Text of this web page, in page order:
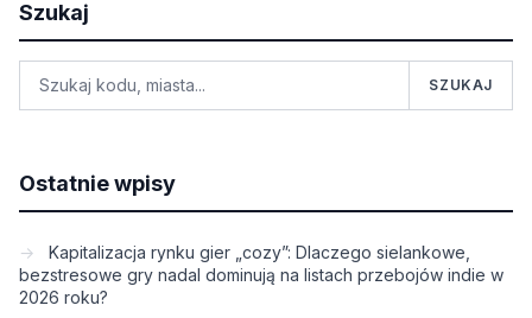
Szukaj
SZUKAJ
Ostatnie wpisy
Kapitalizacja rynku gier „cozy”: Dlaczego sielankowe,
bezstresowe gry nadal dominują na listach przebojów indie w
2026 roku?